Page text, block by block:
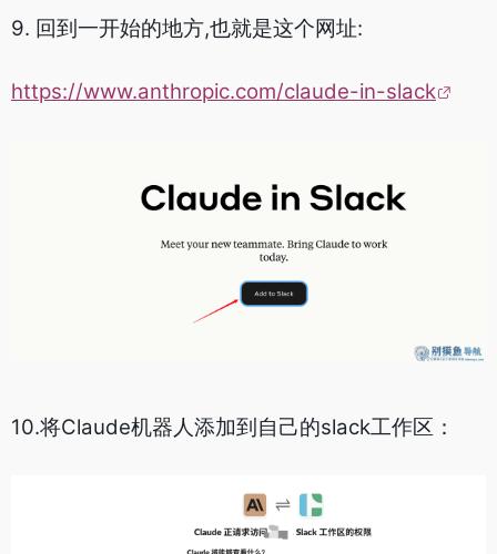
9. 回到一开始的地方,也就是这个网址:
https://www.anthropic.com/claude-in-slack
10.将Claude机器人添加到自己的slack工作区：